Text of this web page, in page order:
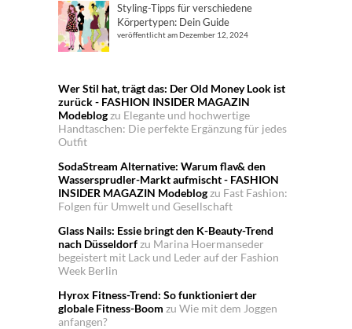
Styling-Tipps für verschiedene
Körpertypen: Dein Guide
veröffentlicht am Dezember 12, 2024
Wer Stil hat, trägt das: Der Old Money Look ist
zurück - FASHION INSIDER MAGAZIN
Modeblogzu Elegante und hochwertige
Handtaschen: Die perfekte Ergänzung für jedes
Outfit
SodaStream Alternative: Warum flav& den
Wassersprudler-Markt aufmischt - FASHION
INSIDER MAGAZIN Modeblogzu Fast Fashion:
Folgen für Umwelt und Gesellschaft
Glass Nails: Essie bringt den K-Beauty-Trend
nach Düsseldorfzu Marina Hoermanseder
begeistert mit Lack und Leder auf der Fashion
Week Berlin
Hyrox Fitness-Trend: So funktioniert der
globale Fitness-Boom zu Wie mit dem Joggen
anfangen?